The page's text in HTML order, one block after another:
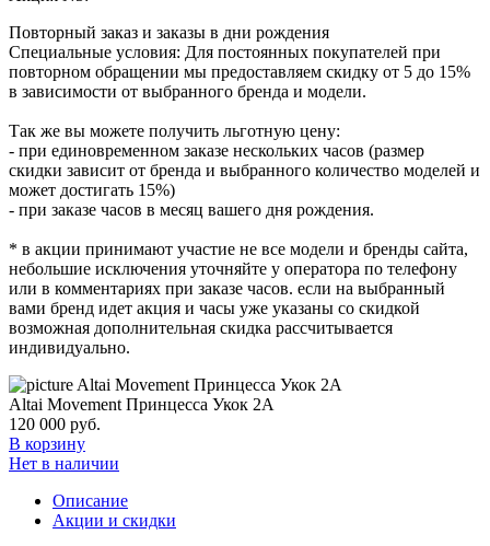
Повторный заказ и заказы в дни рождения
Специальные условия: Для постоянных покупателей при
повторном обращении мы предоставляем скидку от 5 до 15%
в зависимости от выбранного бренда и модели.
Так же вы можете получить льготную цену:
- при единовременном заказе нескольких часов (размер
скидки зависит от бренда и выбранного количество моделей и
может достигать 15%)
- при заказе часов в месяц вашего дня рождения.
* в акции принимают участие не все модели и бренды сайта,
небольшие исключения уточняйте у оператора по телефону
или в комментариях при заказе часов. если на выбранный
вами бренд идет акция и часы уже указаны со скидкой
возможная дополнительная скидка рассчитывается
индивидуально.
Altai Movement Принцесса Укок 2А
120 000 руб.
В корзину
Нет в наличии
Описание
Акции и скидки